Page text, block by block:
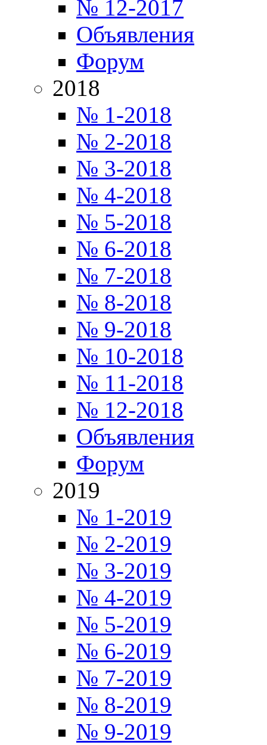
№ 12-2017
Объявления
Форум
2018
№ 1-2018
№ 2-2018
№ 3-2018
№ 4-2018
№ 5-2018
№ 6-2018
№ 7-2018
№ 8-2018
№ 9-2018
№ 10-2018
№ 11-2018
№ 12-2018
Объявления
Форум
2019
№ 1-2019
№ 2-2019
№ 3-2019
№ 4-2019
№ 5-2019
№ 6-2019
№ 7-2019
№ 8-2019
№ 9-2019